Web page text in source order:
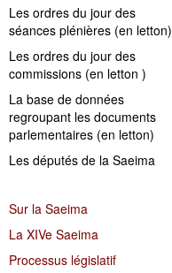
Les ordres du jour des
séances plénières (en letton)
Les ordres du jour des
commissions (en letton )
La base de données
regroupant les documents
parlementaires (en letton)
Les députés de la Saeima
Sur la Saeima
La XIVe Saeima
Processus législatif